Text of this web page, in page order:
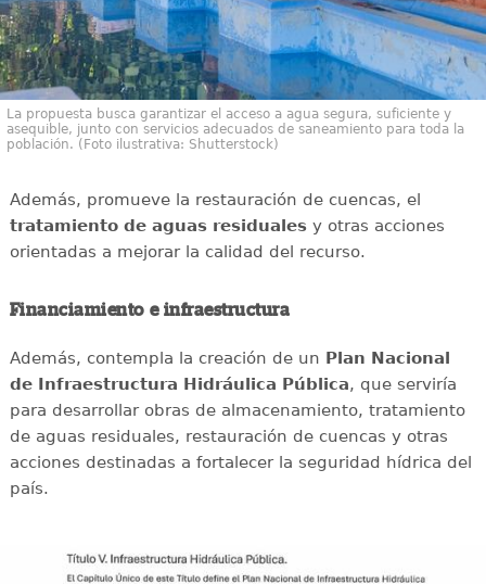
La propuesta busca garantizar el acceso a agua segura, suficiente y
asequible, junto con servicios adecuados de saneamiento para toda la
población. (Foto ilustrativa: Shutterstock)
Además, promueve la restauración de cuencas, el
tratamiento de aguas residualesy otras acciones
orientadas a mejorar la calidad del recurso.
Financiamiento e infraestructura
Además, contempla la creación de un Plan Nacional
de Infraestructura Hidráulica Pública, que serviría
para desarrollar obras de almacenamiento, tratamiento
de aguas residuales, restauración de cuencas y otras
acciones destinadas a fortalecer la seguridad hídrica del
país.